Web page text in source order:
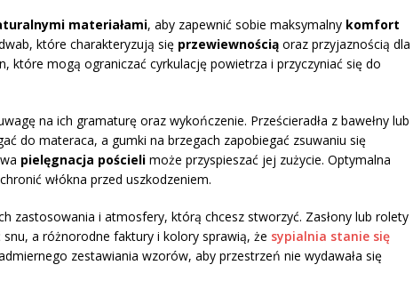
materiałami, aby zapewnić sobie maksymalny komfort
które charakteryzują się przewiewnością oraz przyjaznością dla
które mogą ograniczać cyrkulację powietrza i przyczyniać się do
na ich gramaturę oraz wykończenie. Prześcieradła z bawełny lub
do materaca, a gumki na brzegach zapobiegać zsuwaniu się
pielęgnacja pościeli może przyspieszać jej zużycie. Optymalna
włókna przed uszkodzeniem.
zastosowania i atmosfery, którą chcesz stworzyć. Zasłony lub rolety
a różnorodne faktury i kolory sprawią, że sypialnia stanie się
zestawiania wzorów, aby przestrzeń nie wydawała się